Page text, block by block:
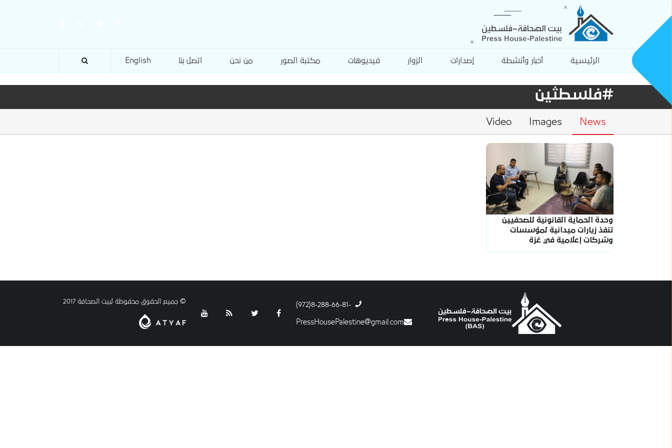
الرئيسية أخبار وأنشطة إصدارات الزوار فيديوهات مكتبة الصور من نحن اتصل بنا English
#فلسطثين
News
Images
Video
وحدة الحماية القانونية للصحفيين
تنفذ زيارات ميدانية لمؤسسات
وشركات إعلامية في غزة
-8-288-66-81(972)
PressHousePalestine@gmail.com
© جميع الحقوق محفوظة لبيت الصحافة 2017